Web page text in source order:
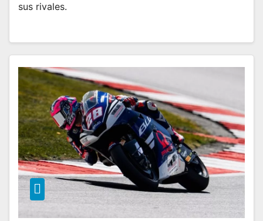
sus rivales.